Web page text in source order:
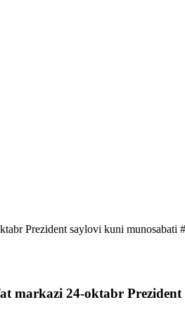
Prezident saylovi kuni munosabati
markazi 24-oktabr